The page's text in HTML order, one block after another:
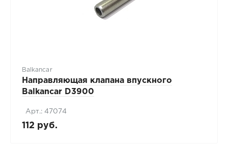
Balkancar
Направляющая клапана впускного
Balkancar D3900
Арт.: 47074
112 руб.